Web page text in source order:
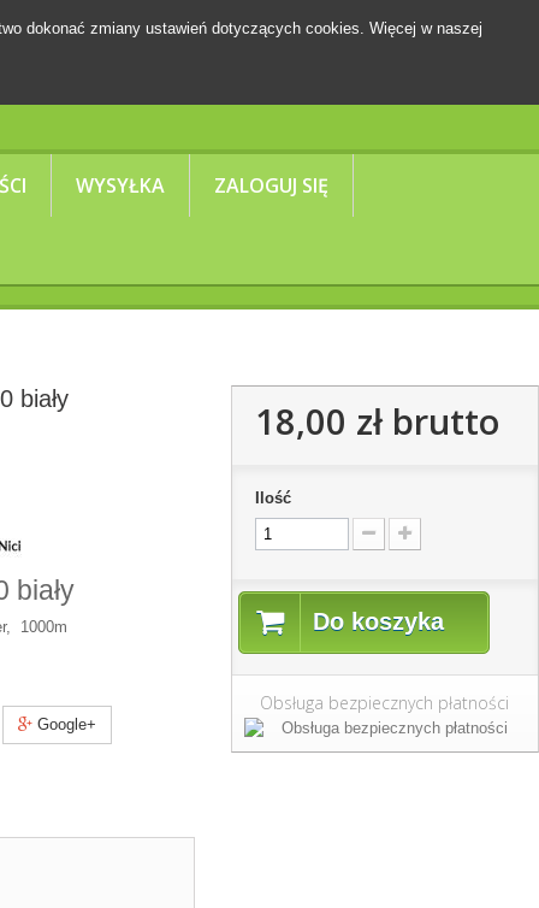
WYSYŁKA ZALOGUJ SIĘ
dokonać zmiany ustawień dotyczących cookies. Więcej w naszej
biały
biały
1000m
Google+
18,00 złbrutto
Ilość
Do koszyka
Obsługa bezpiecznych płatności